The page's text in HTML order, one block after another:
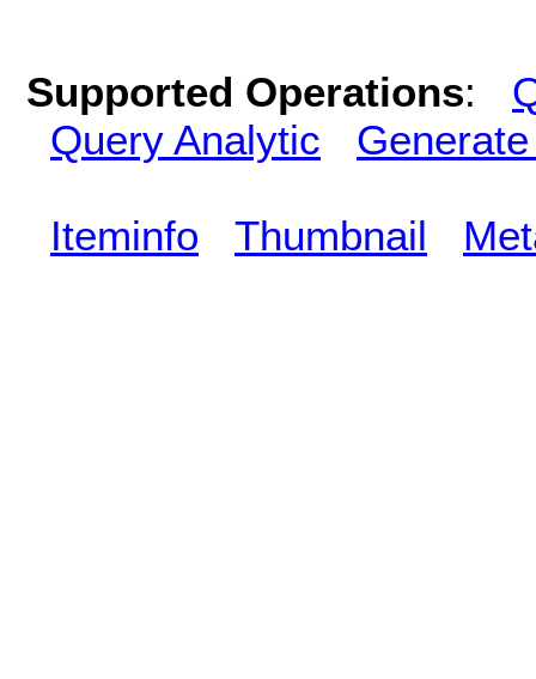
Supported Operations:
Query Analytic
Iteminfo Thumbnail